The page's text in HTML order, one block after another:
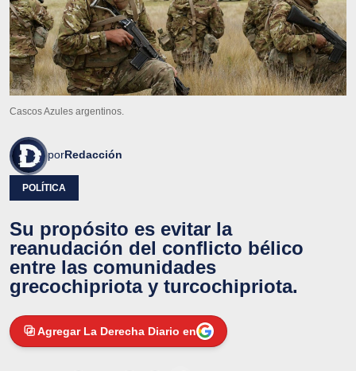
Cascos Azules argentinos.
porRedacción
POLÍTICA
Su propósito es evitar la
reanudación del conflicto bélico
entre las comunidades
grecochipriota y turcochipriota.
Agregar La Derecha Diario en